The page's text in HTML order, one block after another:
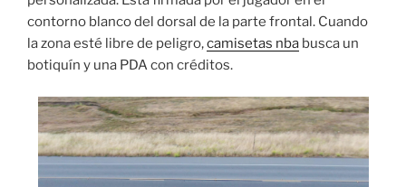
contorno blanco del dorsal de la parte frontal. Cuando
la zona esté libre de peligro,camisetas nba busca un
botiquín y una PDA con créditos.